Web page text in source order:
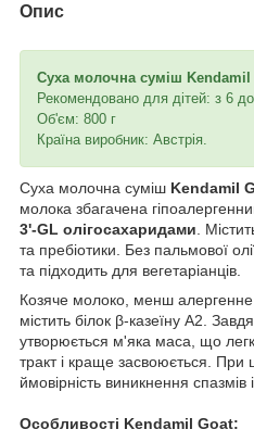
Опис
Суха молочна суміш Kendamil
Рекомендовано для дітей: з 6 до
Об'єм: 800 г
Країна виробник: Австрія.
Суха молочна суміш Kendamil
молока збагачена
3'-GL олігосахаридами .
та пребіотики. Без пальмової
та підходить для вегетаріанців.
Козяче молоко, менш алергенне
містить білок β-казеїну А2.
утворюється м'яка маса, що
тракт і краще засвоюється. При
ймовірність виникнення спазмів
Особливості Kendamil Goat: